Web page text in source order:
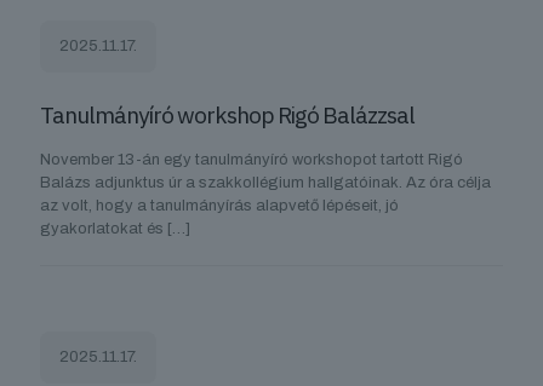
2025.11.17.
Tanulmányíró workshop Rigó Balázzsal
November 13-án egy tanulmányíró workshopot tartott Rigó
Balázs adjunktus úr a szakkollégium hallgatóinak. Az óra célja
az volt, hogy a tanulmányírás alapvető lépéseit, jó
gyakorlatokat és […]
2025.11.17.